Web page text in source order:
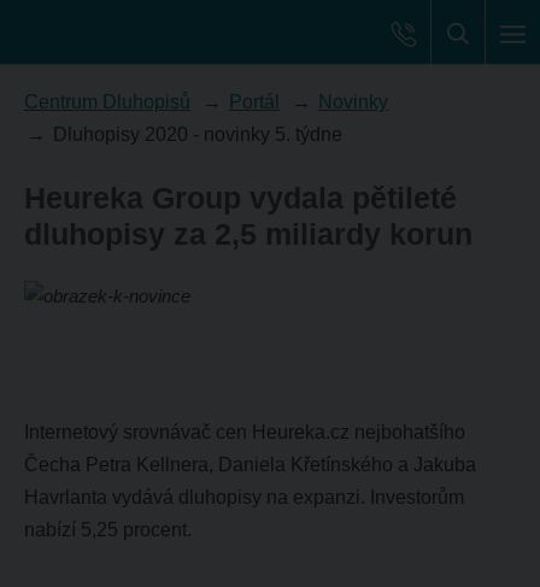
Centrum Dluhopisů Portál
Novinky
Dluhopisy 2020 - novinky 5. týdne
Heureka Group vydala pětileté
dluhopisy za 2,5 miliardy korun
Internetový srovnávač cen Heureka.cz nejbohatšího
Čecha Petra Kellnera, Daniela Křetínského a Jakuba
Havrlanta vydává dluhopisy na expanzi. Investorům
nabízí 5,25 procent.